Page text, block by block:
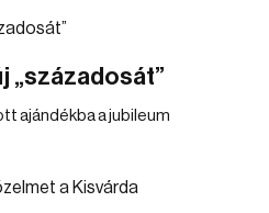
„századosát”
ajándékba a jubileum